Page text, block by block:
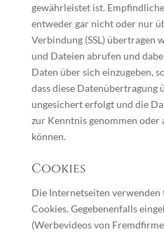
gewährleistet ist.
entweder gar nicht oder nur
Verbindung (SSL) übertragen
und Dateien abrufen und
Daten über sich einzugeben,
dass diese Datenübertragung
ungesichert erfolgt und die
zur Kenntnis genommen oder
können.
Cookies
Die Internetseiten verwenden
Cookies. Gegebenenfalls
(Werbevideos von